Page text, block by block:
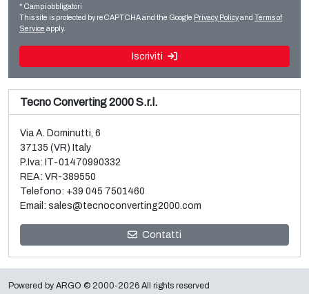
Leggi tutto
strati
Vendita e smontaggio 3 metallizzatori vacuum usati
Galileo
Leggi tutto
* Campi obbligatori
This site is protected by reCAPTCHA and the Google Privacy Policyand Terms of
Service apply.
Iscriviti
Tecno Converting 2000 S.r.l.
Via A. Dominutti, 6
37135 (VR) Italy
P.Iva: IT-01470990332
REA: VR-389550
Telefono: +39 045 7501460
Email: sales@tecnoconverting2000.com
Contatti
Powered by ARGO © 2000-2026 All rights reserved